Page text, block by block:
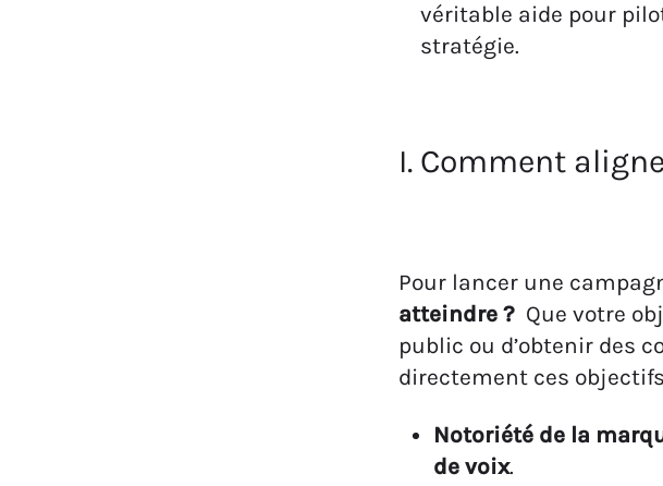
véritable aide pour
stratégie.
I. Comment
Pour lancer une
atteindre ? Que votre
public ou d’obtenir des
directement ces
Notoriété de la
de voix.